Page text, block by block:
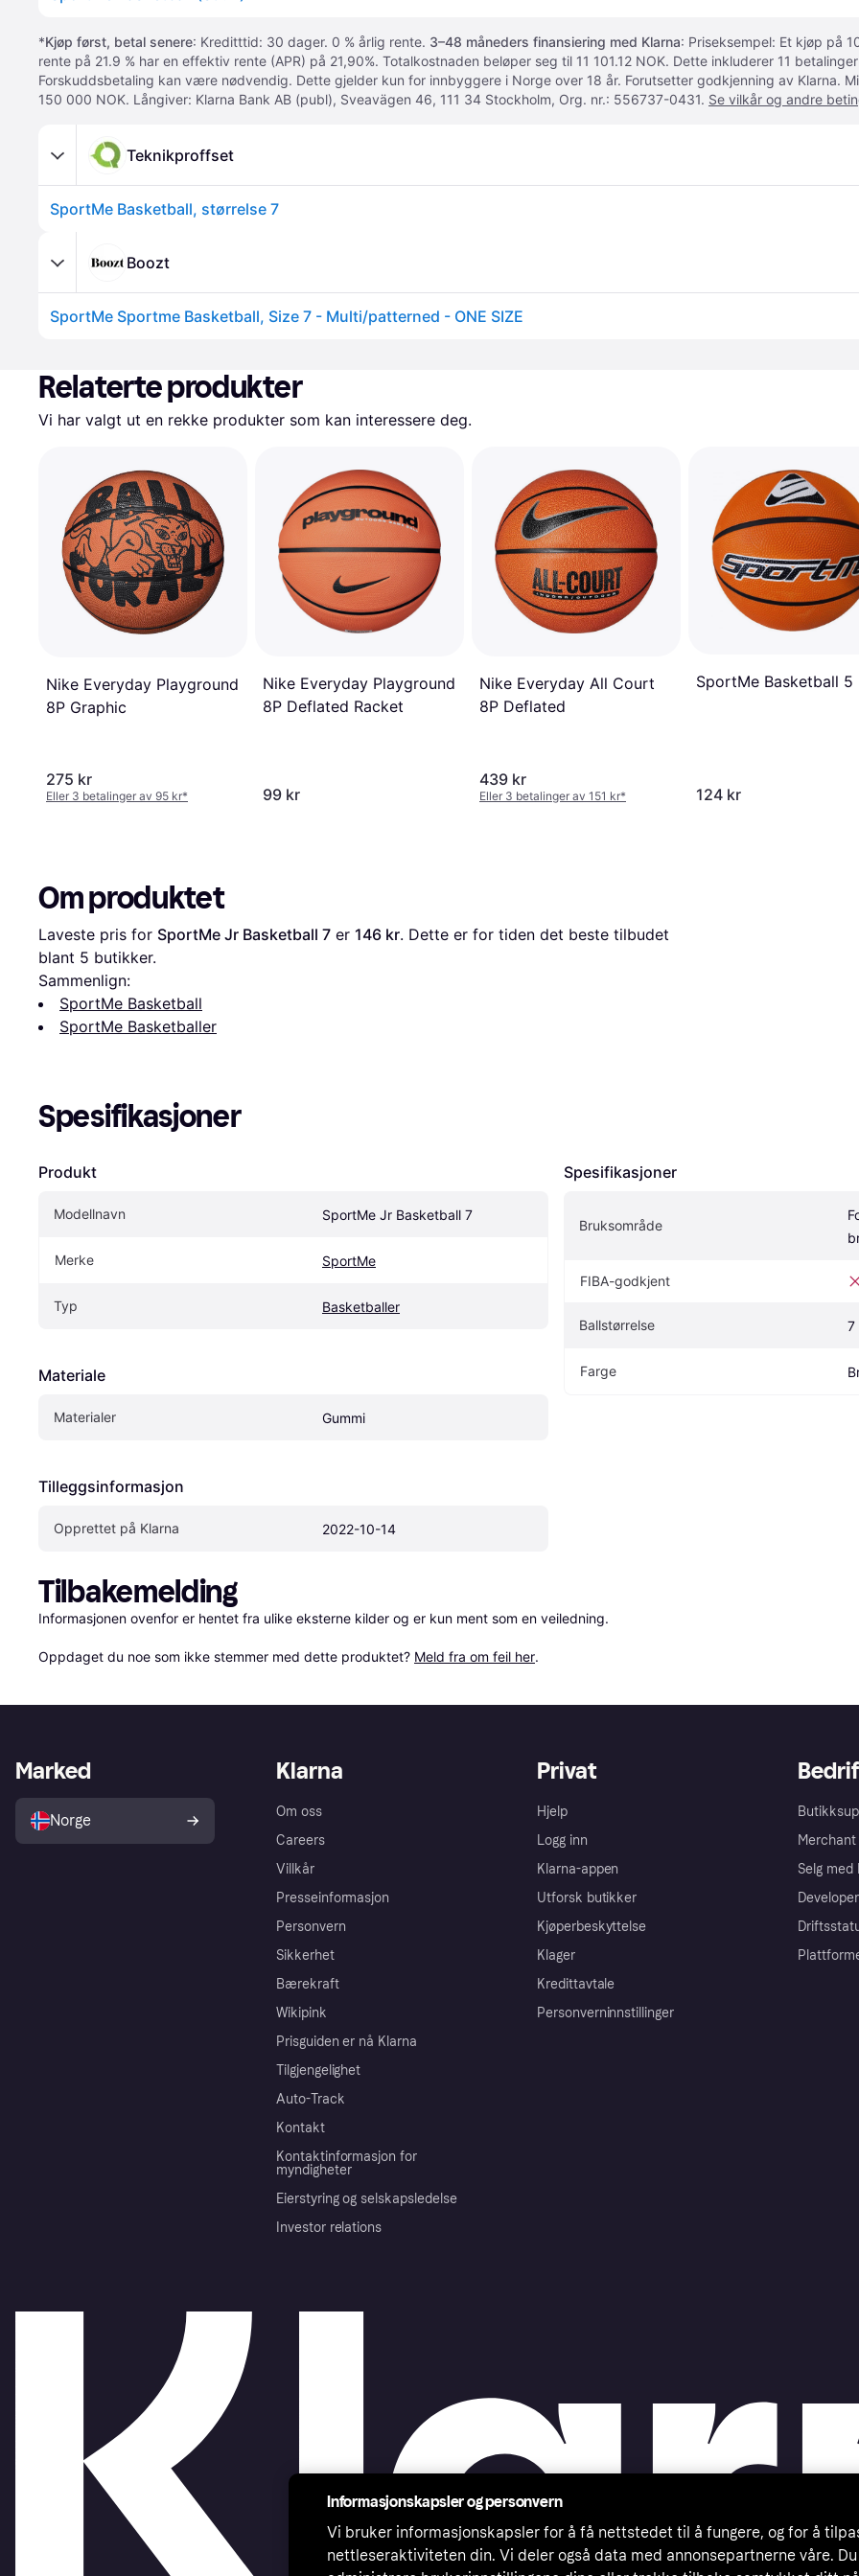
*Kjøp først, betal senere: Kreditttid: 30 dager. 0 % årlig rente. 3–48 måneders finansiering med Klarna: Priseksempel: Et kjøp på
rente på 21.9 % har en effektiv rente (APR) på 21,90%. Totalkostnaden beløper seg til 11 101.12 NOK. Dette inkluderer 11
Forskuddsbetaling kan være nødvendig. Dette gjelder kun for innbyggere i Norge over 18 år. Forutsetter godkjenning av Klarna.
150 000 NOK. Långiver: Klarna Bank AB (publ), Sveavägen 46, 111 34 Stockholm, Org. nr.: 556737-0431. Se vilkår og andre
Teknikproffset
SportMe Basketball, størrelse 7
Boozt
SportMe Sportme Basketball, Size 7 - Multi/patterned - ONE SIZE
Relaterte produkter
Vi har valgt ut en rekke produkter som kan interessere deg.
Nike Everyday Playground
8P Graphic
275 kr
Eller 3 betalinger av 95 kr*
Nike Everyday Playground
8P Deflated Racket
99 kr
Nike Everyday All Court
8P Deflated
439 kr
Eller 3 betalinger av 151 kr*
SportMe Basketball 5
124 kr
Om produktet
Laveste pris for SportMe Jr Basketball 7 er 146 kr. Dette er for tiden det beste tilbudet
blant 5 butikker.
Sammenlign:
SportMe Basketball
SportMe Basketballer
Spesifikasjoner
Produkt
Modellnavn SportMe Jr Basketball 7
Merke SportMe
Typ Basketballer
Materiale
Materialer Gummi
Tilleggsinformasjon
Opprettet på Klarna 2022-10-14
Spesifikasjoner
Bruksområde
FIBA-godkjent
Ballstørrelse 7
Farge
Tilbakemelding
Informasjonen ovenfor er hentet fra ulike eksterne kilder og er kun ment som en veiledning.
Oppdaget du noe som ikke stemmer med dette produktet? Meld fra om feil her.
Klarna
Om oss
Careers
Villkår
Presseinformasjon
Personvern
Sikkerhet
Bærekraft
Wikipink
Prisguiden er nå Klarna
Tilgjengelighet
Auto-Track
Kontakt
Kontaktinformasjon for
myndigheter
Eierstyring og selskapsledelse
Investor relations
Privat
Hjelp
Logg inn
Klarna-appen
Utforsk butikker
Kjøperbeskyttelse
Klager
Kredittavtale
Personverninnstillinger
Selg med
Marked
Norge
Informasjonskapsler og personvern
Vi bruker informasjonskapsler for å få nettstedet til å fungere, og for å
nettleseraktiviteten din. Vi deler også data med annonsepartnerne våre.